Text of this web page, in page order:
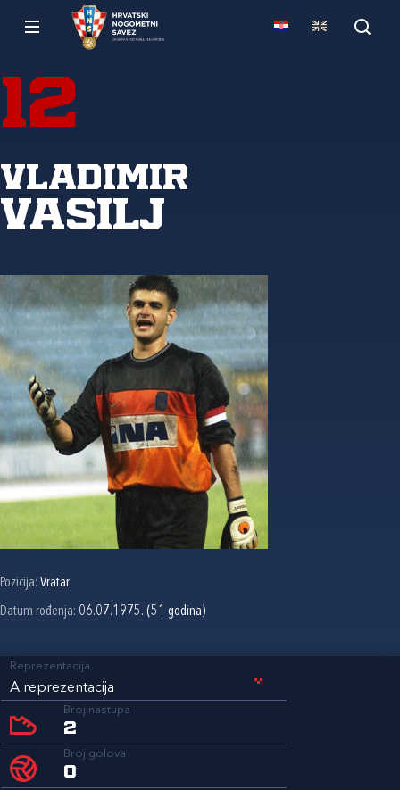
12
Vladimir
Vasilj
Pozicija: Vratar
Datum rođenja: 06.07.1975. (51 godina)
Reprezentacija
A reprezentacija
Broj nastupa
2
Broj golova
0